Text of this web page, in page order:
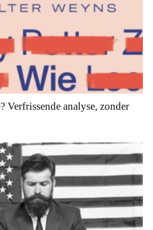
Verfrissende analyse, zonder